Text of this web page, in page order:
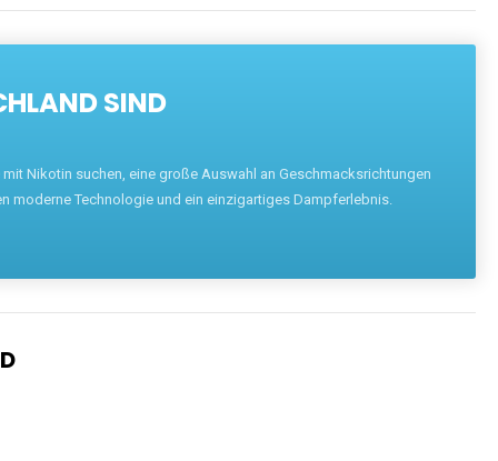
SIND
Nikotin suchen, eine große Auswahl an Geschmacksrichtungen
moderne Technologie und ein einzigartiges Dampferlebnis.